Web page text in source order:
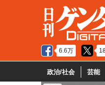
6.6万
政治/社会 芸能